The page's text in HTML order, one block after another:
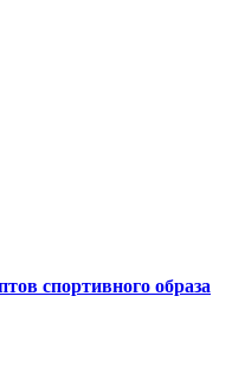
спортивного образа